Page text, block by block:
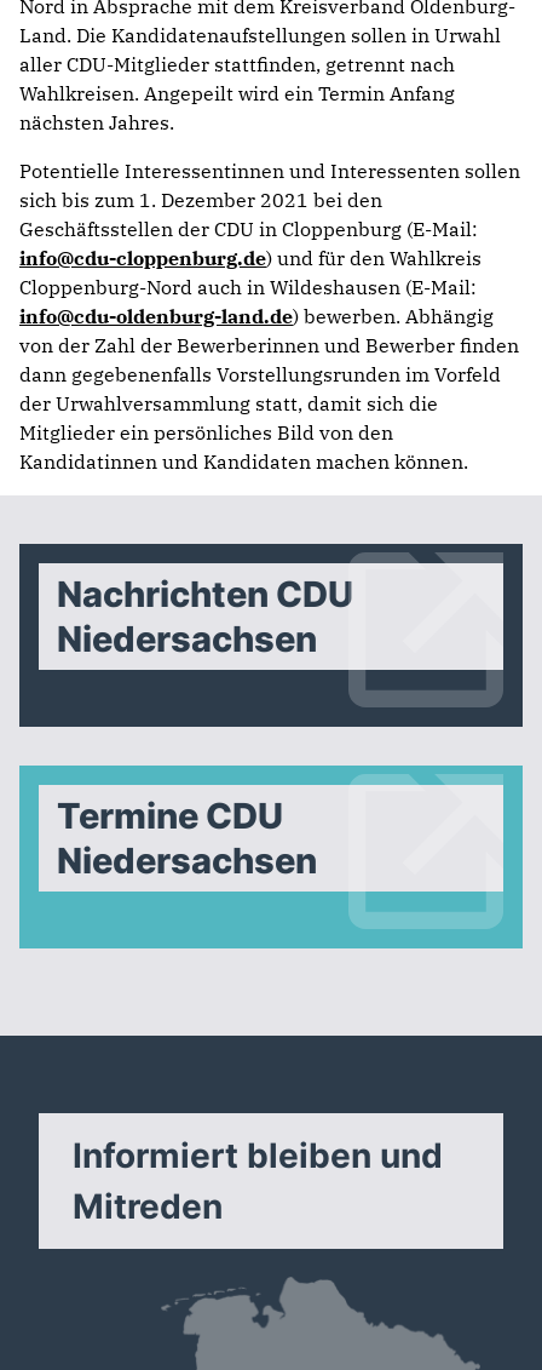
Nord in Absprache mit dem Kreisverband Oldenburg-
Land. Die Kandidatenaufstellungen sollen in Urwahl
aller CDU-Mitglieder stattfinden, getrennt nach
Wahlkreisen. Angepeilt wird ein Termin Anfang
nächsten Jahres.
Potentielle Interessentinnen und Interessenten sollen
sich bis zum 1. Dezember 2021 bei den
Geschäftsstellen der CDU in Cloppenburg (E-Mail:
info@cdu-cloppenburg.de) und für den Wahlkreis
Cloppenburg-Nord auch in Wildeshausen (E-Mail:
info@cdu-oldenburg-land.de) bewerben. Abhängig
von der Zahl der Bewerberinnen und Bewerber finden
dann gegebenenfalls Vorstellungsrunden im Vorfeld
der Urwahlversammlung statt, damit sich die
Mitglieder ein persönliches Bild von den
Kandidatinnen und Kandidaten machen können.
Nachrichten CDU
Niedersachsen
Termine CDU
Niedersachsen
Informiert bleiben und
Mitreden